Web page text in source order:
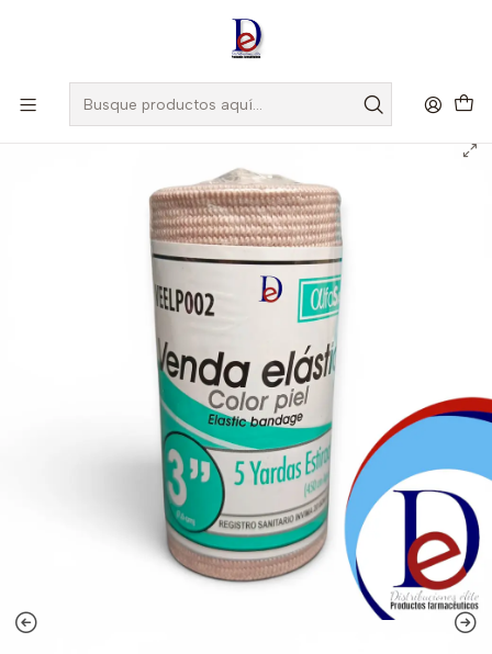
, Si eres nuevo regístrate
VENDA ELASTICA 3"X5 PIEL- - ALFASAFE- 23-E